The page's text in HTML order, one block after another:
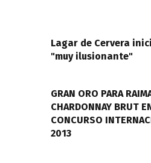
entradas
Lagar de Cervera
"muy ilusionante"
GRAN ORO PARA
CHARDONNAY BRUT
CONCURSO
2013